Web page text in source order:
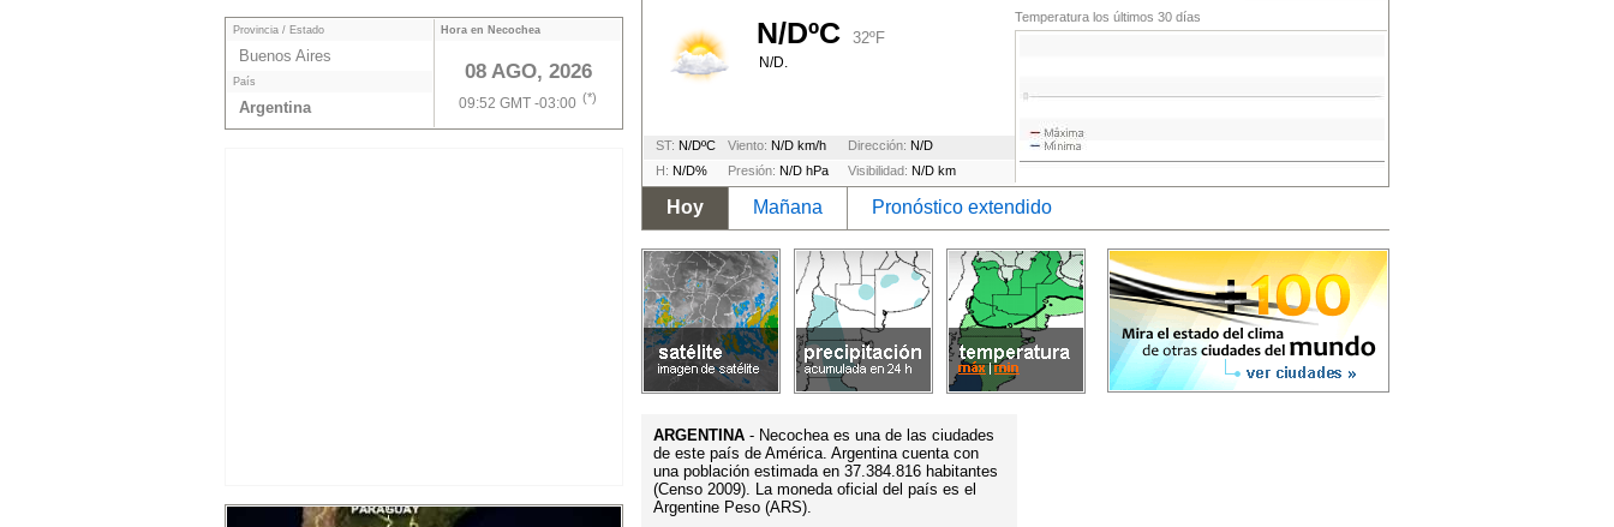
Hora en Necochea
08 AGO, 2026
09:52 GMT -03:00 (*)
Provincia / Estado
Buenos Aires
País
Argentina
Temperatura los últimos 30 días
N/DºC 32ºF
N/D.
ST: N/DºC Viento: N/D km/h Dirección: N/D
H: N/D% Presión: N/D hPa Visibilidad: N/D km
Hoy Mañana Pronóstico extendido
ARGENTINA - Necochea es una de las ciudades
de este país de América. Argentina cuenta con
una población estimada en 37.384.816 habitantes
(Censo 2009). La moneda oficial del país es el
Argentine Peso (ARS).